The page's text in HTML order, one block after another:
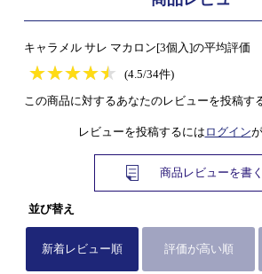
キャラメル サレ マカロン[3個入]の平均評価
★★★★★
★★★★★
(4.5/34件)
この商品に対するあなたのレビューを投稿す
レビューを投稿するには ログイン
商品レビューを書く
並び替え
新着レビュー順 評価が高い順